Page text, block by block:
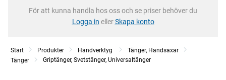
För att kunna handla hos oss och se priser behöver du
Logga in ellerSkapa konto
Start Produkter Handverktyg
Tänger, Handsaxar
Tänger
Griptänger, Svetstänger, Universaltänger